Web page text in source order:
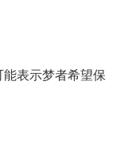
表示梦者希望保